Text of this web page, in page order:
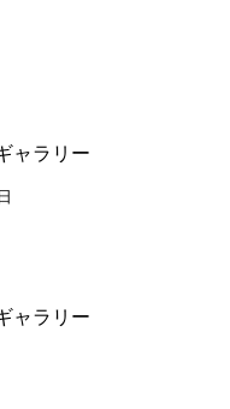
ャラリー
ャラリー